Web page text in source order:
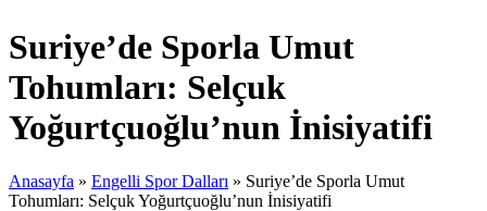
Suriye’de Sporla Umut
Tohumları: Selçuk
Yoğurtçuoğlu’nun İnisiyatifi
Anasayfa » Engelli Spor Dalları » Suriye’de Sporla Umut
Tohumları: Selçuk Yoğurtçuoğlu’nun İnisiyatifi